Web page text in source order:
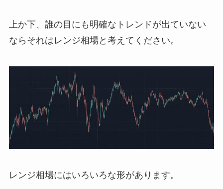
上か下、誰の目にも明確なトレンドが出ていない
ならそれはレンジ相場と考えてください。
レンジ相場にはいろいろな形があります。